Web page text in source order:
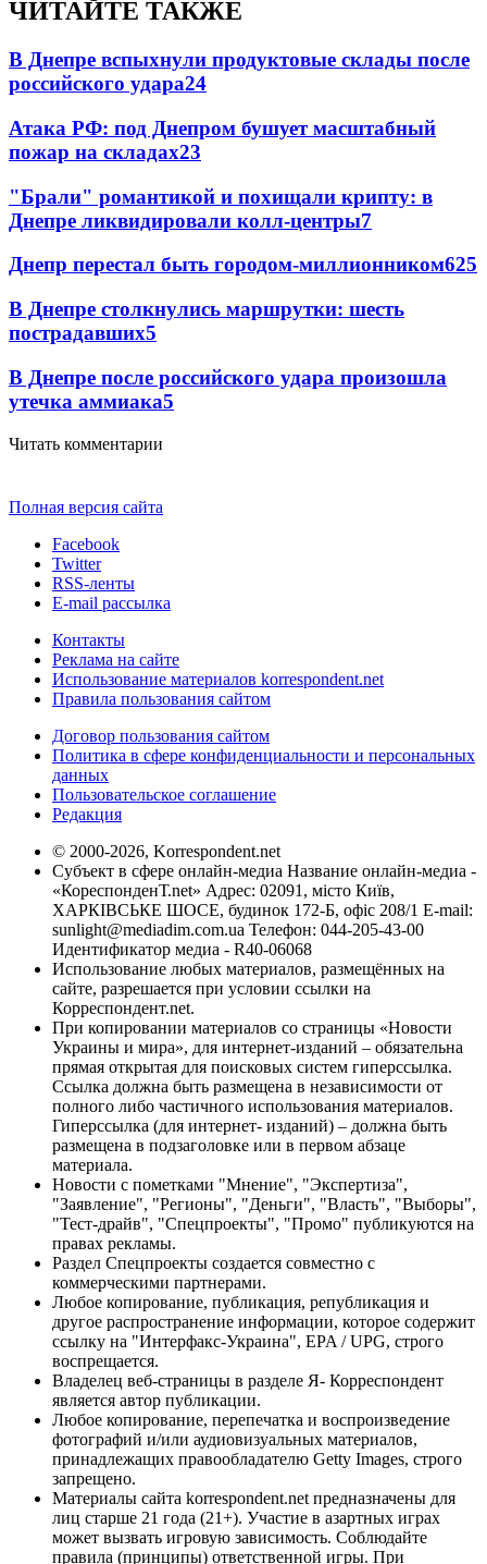
ЧИТАЙТЕ ТАКЖЕ
В Днепре вспыхнули продуктовые склады после
российского удара24
Атака РФ: под Днепром бушует масштабный
пожар на складах23
"Брали" романтикой и похищали крипту: в
Днепре ликвидировали колл-центры7
Днепр перестал быть городом-миллионником625
В Днепре столкнулись маршрутки: шесть
пострадавших5
В Днепре после российского удара произошла
утечка аммиака5
Читать комментарии
Полная версия сайта
Facebook
Twitter
RSS-ленты
E-mail рассылка
Контакты
Реклама на сайте
Использование материалов korrespondent.net
Правила пользования сайтом
Договор пользования сайтом
Политика в сфере конфиденциальности и персональных
данных
Пользовательское соглашение
Редакция
© 2000-2026, Korrespondent.net
Субъект в сфере онлайн-медиа Название онлайн-медиа -
«КореспонденТ.net» Адрес: 02091, місто Київ,
ХАРКІВСЬКЕ ШОСЕ, будинок 172-Б, офіс 208/1 E-mail:
sunlight@mediadim.com.ua Телефон: 044-205-43-00
Идентификатор медиа - R40-06068
Использование любых материалов, размещённых на
сайте, разрешается при условии ссылки на
Корреспондент.net.
При копировании материалов со страницы «Новости
Украины и мира», для интернет-изданий – обязательна
прямая открытая для поисковых систем гиперссылка.
Ссылка должна быть размещена в независимости от
полного либо частичного использования материалов.
Гиперссылка (для интернет- изданий) – должна быть
размещена в подзаголовке или в первом абзаце
материала.
Новости с пометками "Мнение", "Экспертиза",
"Заявление", "Регионы", "Деньги", "Власть", "Выборы",
"Тест-драйв", "Спецпроекты", "Промо" публикуются на
правах рекламы.
Раздел Спецпроекты создается совместно с
коммерческими партнерами.
Любое копирование, публикация, републикация и
другое распространение информации, которое содержит
ссылку на "Интерфакс-Украина", EPA / UPG, строго
воспрещается.
Владелец веб-страницы в разделе Я- Корреспондент
является автор публикации.
Любое копирование, перепечатка и воспроизведение
фотографий и/или аудиовизуальных материалов,
принадлежащих правообладателю Getty Images, строго
запрещено.
Материалы сайта korrespondent.net предназначены для
лиц старше 21 года (21+). Участие в азартных играх
может вызвать игровую зависимость. Соблюдайте
правила (принципы) ответственной игры. При